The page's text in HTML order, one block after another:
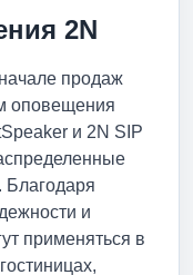
2N
продаж
оповещения
и 2N SIP
Благодаря
и
применяться в